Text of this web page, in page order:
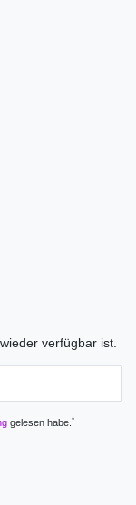
verfügbar ist.
gelesen habe. *